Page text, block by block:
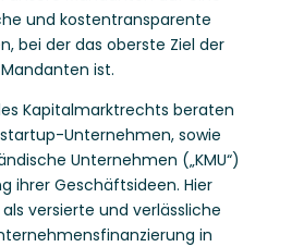
und kostentransparente
bei der das oberste Ziel der
ist.
Kapitalmarktrechts beraten
Unternehmen, sowie
Unternehmen („KMU“)
ihrer Geschäftsideen. Hier
versierte und verlässliche
in